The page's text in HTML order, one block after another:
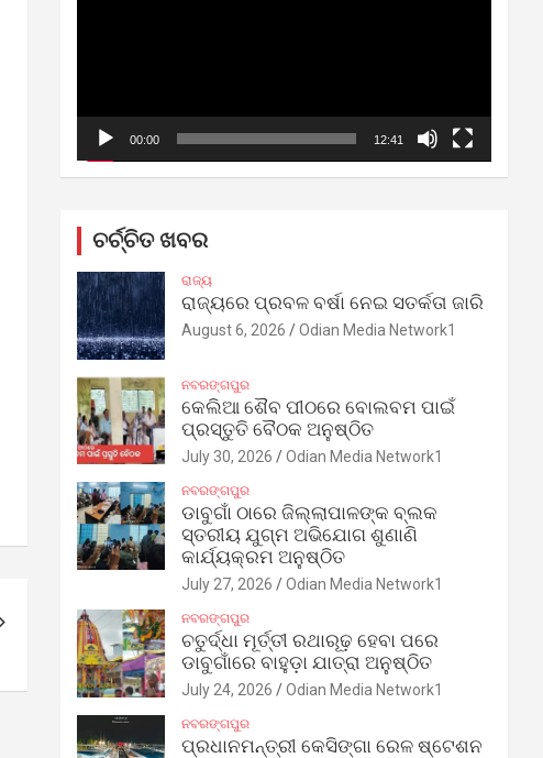
00:00 12:41
ଚର୍ଚ୍ଚିତ ଖବର
ରାଜ୍ୟ
ରାଜ୍ୟରେ ପ୍ରବଳ ବର୍ଷା ନେଇ ସତର୍କତା ଜାରି
August 6, 2026 Odian Media Network1
ନବରଙ୍ଗପୁର
କେଲିଆ ଶୈବ ପୀଠରେ ବୋଲବମ ପାଇଁ
ପ୍ରସ୍ତୁତି ବୈଠକ ଅନୁଷ୍ଠିତ
July 30, 2026 Odian Media Network1
ନବରଙ୍ଗପୁର
ଡାବୁଗାଁ ଠାରେ ଜିଲ୍ଲାପାଳଙ୍କ ବ୍ଲକ
ସ୍ତରୀୟ ଯୁଗ୍ମ ଅଭିଯୋଗ ଶୁଣାଣି
କାର୍ଯ୍ୟକ୍ରମ ଅନୁଷ୍ଠିତ
July 27, 2026 Odian Media Network1
ନବରଙ୍ଗପୁର
ଚତୁର୍ଦ୍ଧା ମୂର୍ତ୍ତୀ ରଥାରୂଢ଼ ହେବା ପରେ
ଡାବୁଗାଁରେ ବାହୁଡ଼ା ଯାତ୍ରା ଅନୁଷ୍ଠିତ
July 24, 2026 Odian Media Network1
ନବରଙ୍ଗପୁର
ପ୍ରଧାନମନ୍ତ୍ରୀ କେସିଙ୍ଗା ରେଳ ଷ୍ଟେଶନ